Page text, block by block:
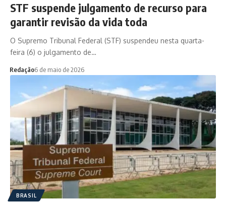
STF suspende julgamento de recurso para
garantir revisão da vida toda
O Supremo Tribunal Federal (STF) suspendeu nesta quarta-
feira (6) o julgamento de…
Redação6 de maio de 2026
BRASIL